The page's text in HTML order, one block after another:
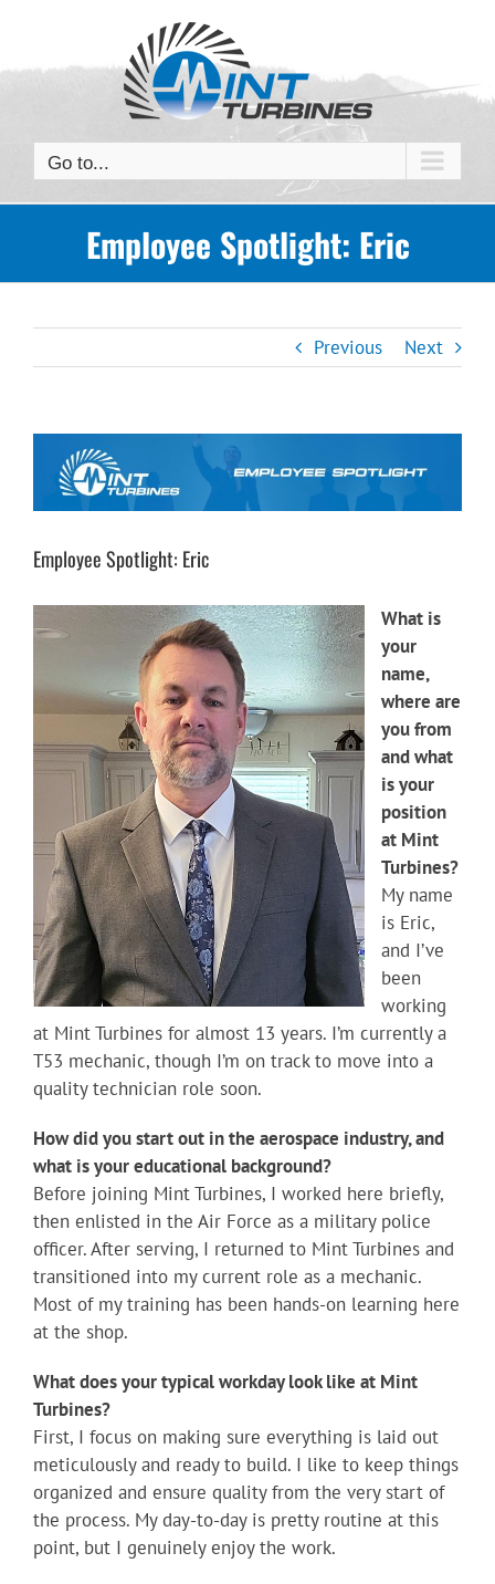
content
Go to...
Employee Spotlight: Eric
Previous Next
Larger
Image
Employee Spotlight: Eric
What is
your
name,
where are
you from
and what
is your
position
at Mint
Turbines?
My name
is Eric,
and I’ve
been
working
at Mint Turbines for almost 13 years. I’m currently a
T53 mechanic, though I’m on track to move into a
quality technician role soon.
How did you start out in the aerospace industry, and
what is your educational background?
Before joining Mint Turbines, I worked here briefly,
then enlisted in the Air Force as a military police
officer. After serving, I returned to Mint Turbines and
transitioned into my current role as a mechanic.
Most of my training has been hands-on learning here
at the shop.
What does your typical workday look like at Mint
Turbines?
First, I focus on making sure everything is laid out
meticulously and ready to build. I like to keep things
organized and ensure quality from the very start of
the process. My day-to-day is pretty routine at this
point, but I genuinely enjoy the work.